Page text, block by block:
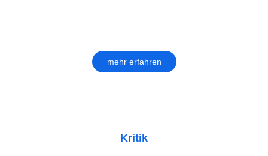
mehr erfahren
Kritik